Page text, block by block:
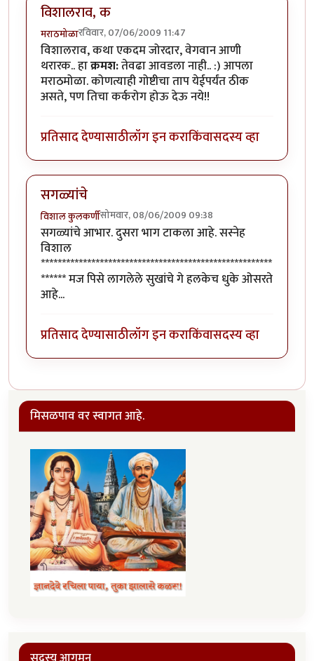
विशालराव, क
मराठमोळारविवार, 07/06/2009 11:47
विशालराव, कथा एकदम जोरदार, वेगवान आणी
थरारक.. हाक्रमश:तेवढा आवडला नाही.. :) आपला
मराठमोळा. कोणत्याही गोष्टीचा ताप येईपर्यंत ठीक
असते, पण तिचा कर्करोग होऊ देऊ नये!!
प्रतिसाद देण्यासाठीलॉग इन कराकिंवासदस्य व्हा
सगळ्यांचे
विशाल कुलकर्णीसोमवार, 08/06/2009 09:38
सगळ्यांचे आभार. दुसरा भाग टाकला आहे. सस्नेह
विशाल
*******************************************************
****** मज पिसे लागलेले सुखांचे गे हलकेच धुके ओसरते
आहे...
प्रतिसाद देण्यासाठीलॉग इन कराकिंवासदस्य व्हा
मिसळपाव वर स्वागत आहे.